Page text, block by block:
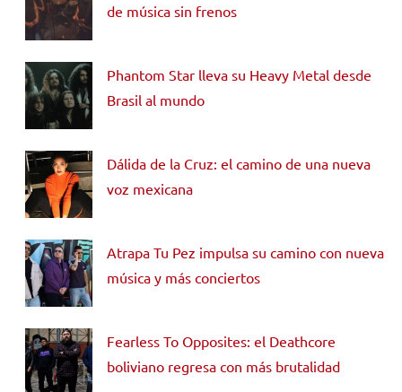
de música sin frenos
Phantom Star lleva su Heavy Metal desde
Brasil al mundo
Dálida de la Cruz: el camino de una nueva
voz mexicana
Atrapa Tu Pez impulsa su camino con nueva
música y más conciertos
Fearless To Opposites: el Deathcore
boliviano regresa con más brutalidad